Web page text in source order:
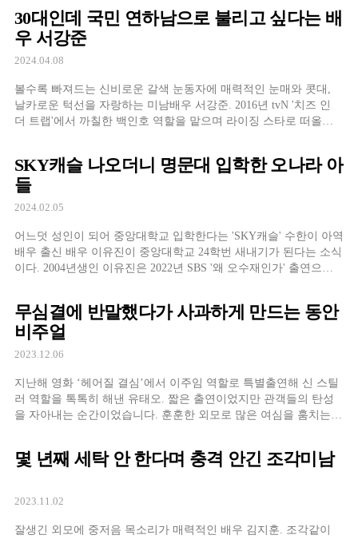
하게 되는데, 이는
30대인데 국민 연하남으로 불리고 싶다는 배
우 서강준
2024.04.08
볼수록 빠져드는 신비로운 갈색 눈동자에 매력적인 눈매와 콧대,
날카로운 턱선을 자랑하는 미남배우 서강준. 2016년 tvN '치즈 인
더 트랩'에서 까칠한 백인호 역할을 맡으며 라이징 스타로 떠올랐
이 더 나은 점이
SKY캐슬 나오더니 명문대 입학한 오나라 아
들
2024.02.05
어느덧 성인이 되어 중앙대학교 입학한다는 'SKY캐슬' 수한이 아역
배우 출신 배우 이유진이 중앙대학교 24학번 새내기가 된다는 소식
이다. 2004년생인 이유진은 2022년 SBS '왜 오수재인가' 출연으로
무심결에 반말했다가 사과하게 만드는 동안
비주얼
2023.12.06
지난해 영화 ‘헤어질 결심’에서 이주임 역할로 특별출연해 신 스틸
러 역할을 톡톡히 해낸 유태오. 짧은 출연이었지만 관객들의 탄성
을 자아내는 순간이었습니다. 훈훈한 외모로 많은 여심을 훔치는
결에 반말한 양세찬이 유태오가 마흔이라는 사실을 밝히자 급당황
몇 년째 세탁 안 한다며 충격 안긴 조각미남
2023.11.02
잘생긴 외모에 중저음 목소리가 매력적인 배우 김지훈. 조각같이